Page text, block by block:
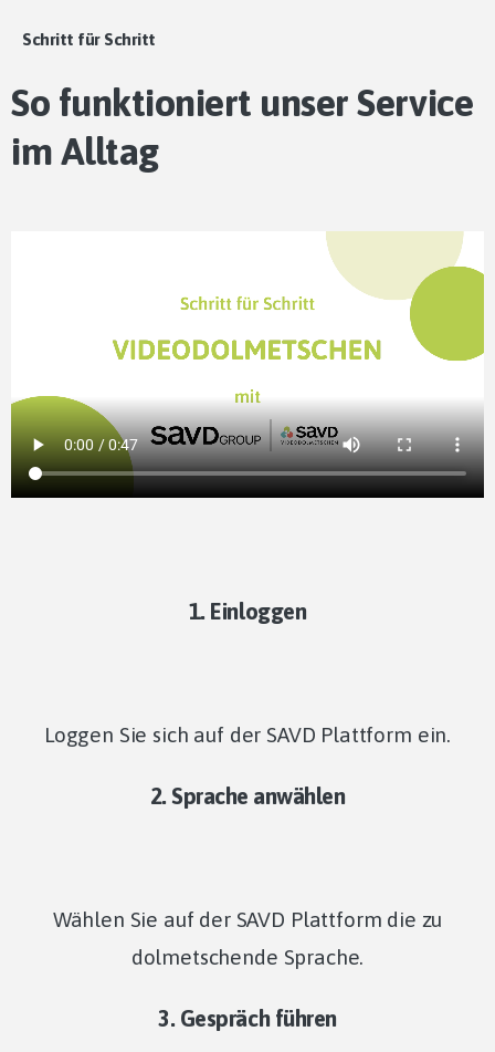
Schritt für Schritt
So funktioniert unser Service
im Alltag
1. Einloggen
Loggen Sie sich auf der SAVD Plattform ein.
2. Sprache anwählen
Wählen Sie auf der SAVD Plattform die zu
dolmetschende Sprache.
3. Gespräch führen